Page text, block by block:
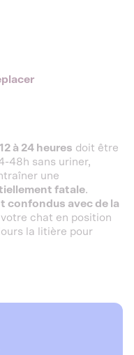
à 24 heures doit être
48h sans uriner,
une
fatale.
confondus avec de la
chat en position
la litière pour